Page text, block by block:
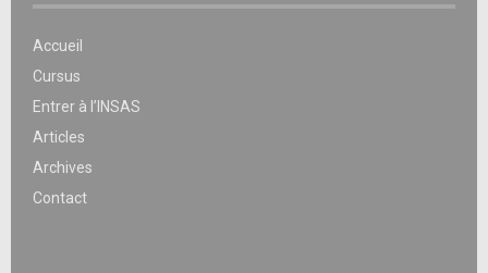
Accueil
Cursus
Entrer à l’INSAS
Articles
Archives
Contact